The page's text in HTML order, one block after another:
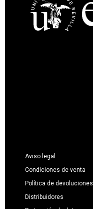
Aviso legal
Condiciones de venta
Política de devoluciones
Distribuidores